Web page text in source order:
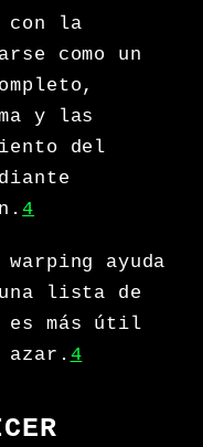
con la
como un
y las
del
4
ayuda
lista de
es más útil
azar. 4